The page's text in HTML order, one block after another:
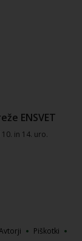
ENSVET
in 14. uro.
Piškotki